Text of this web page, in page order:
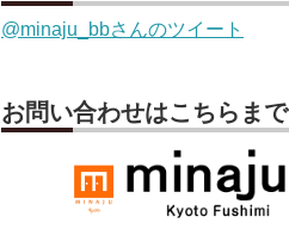
@minaju_bbさんのツイート
お問い合わせはこちらまで